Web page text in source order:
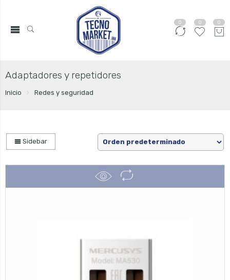
0 0 0
Adaptadores y repetidores
Inicio Redes y seguridad
Sidebar